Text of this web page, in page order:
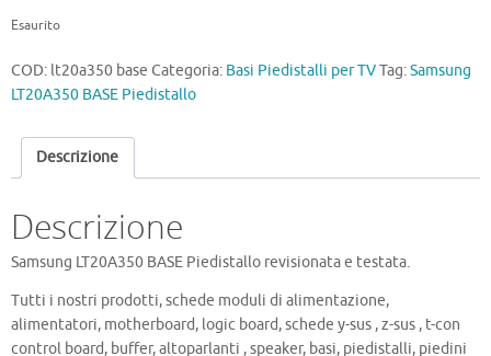
Esaurito
COD: lt20a350 base Categoria: Basi Piedistalli per TVTag:Samsung
LT20A350 BASE Piedistallo
Descrizione
Descrizione
Samsung LT20A350 BASE Piedistallo revisionata e testata.
Tutti i nostri prodotti, schede moduli di alimentazione,
alimentatori, motherboard, logic board, schede y-sus , z-sus , t-con
control board, buffer, altoparlanti , speaker, basi, piedistalli, piedini